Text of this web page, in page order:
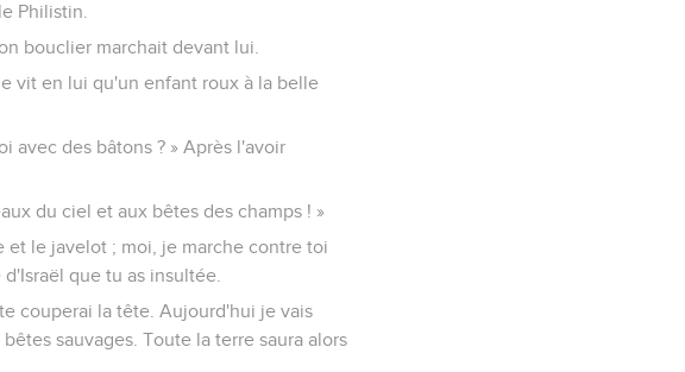
Philistin.
bouclier marchait devant lui.
vit en lui qu'un enfant roux à la belle
avec des bâtons ? » Après l'avoir
du ciel et aux bêtes des champs ! »
et le javelot ; moi, je marche contre toi
que tu as insultée.
couperai la tête. Aujourd'hui je vais
sauvages. Toute la terre saura alors